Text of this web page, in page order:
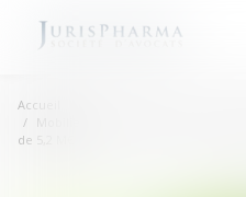
Accueil
Mobilier reconditionné :
de 5,2 M€